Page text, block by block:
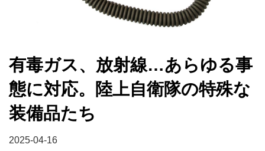
有毒ガス、放射線…あらゆる事
態に対応。陸上自衛隊の特殊な
装備品たち
2025-04-16